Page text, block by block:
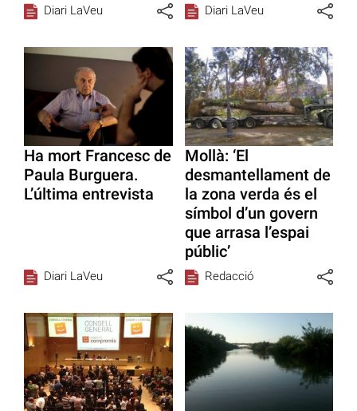
Diari LaVeu Diari LaVeu
Ha mort Francesc de
Paula Burguera.
L’última entrevista
Diari LaVeu
Mollà: ‘El
desmantellament de
la zona verda és el
símbol d’un govern
que arrasa l’espai
públic’
Redacció